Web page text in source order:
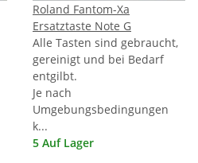
Roland Fantom-Xa
Ersatztaste Note G
Alle Tasten sind gebraucht,
gereinigt und bei Bedarf
entgilbt.
Je nach
Umgebungsbedingungen
k...
5 Auf Lager